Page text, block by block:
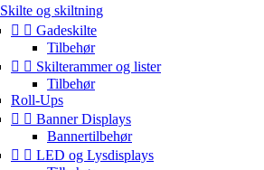
Skilte og skiltning
  Gadeskilte
Tilbehør
  Skilterammer og lister
Tilbehør
Roll-Ups
  Banner Displays
Bannertilbehør
  LED og Lysdisplays